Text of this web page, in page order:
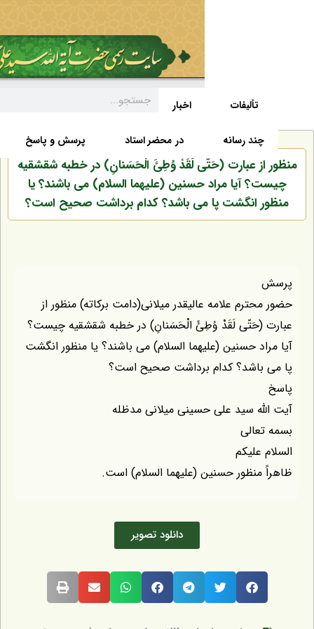
صفحه نخست زندگی نامه اخبار
پرسش و پاسخ در محضر استاد
عبارت (حَتّى لَقَدْ وُطِئَ الْحَسَنانِ) در خطبه شقشقیه
آیا مراد حسنین (علیهما السلام) می باشند؟ یا
انگشت پا می باشد؟ کدام برداشت صحیح است؟
علامه عالیقدر میلانی(دامت برکاته) منظور از
لَقَدْ وُطِئَ الْحَسَنانِ) در خطبه شقشقیه چیست؟
حسنین (علیهما السلام) می باشند؟ یا منظور انگشت
کدام برداشت صحیح است؟
سید علی حسینی میلانی مدظله
حسنین (علیهما السلام) است.